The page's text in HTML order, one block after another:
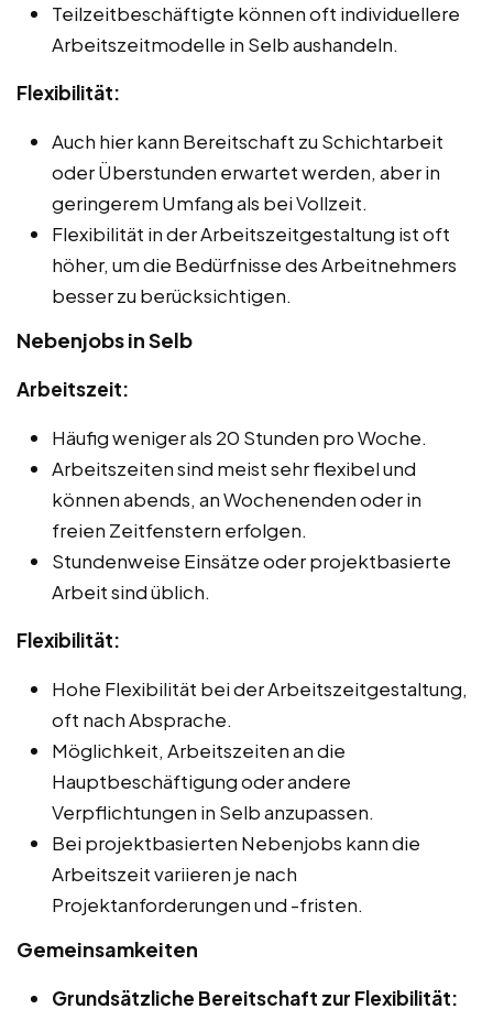
Teilzeitbeschäftigte können oft individuellere
Arbeitszeitmodelle in Selb aushandeln.
Flexibilität:
Auch hier kann Bereitschaft zu Schichtarbeit
oder Überstunden erwartet werden, aber in
geringerem Umfang als bei Vollzeit.
Flexibilität in der Arbeitszeitgestaltung ist oft
höher, um die Bedürfnisse des Arbeitnehmers
besser zu berücksichtigen.
Nebenjobs in Selb
Arbeitszeit:
Häufig weniger als 20 Stunden pro Woche.
Arbeitszeiten sind meist sehr flexibel und
können abends, an Wochenenden oder in
freien Zeitfenstern erfolgen.
Stundenweise Einsätze oder projektbasierte
Arbeit sind üblich.
Flexibilität:
Hohe Flexibilität bei der Arbeitszeitgestaltung,
oft nach Absprache.
Möglichkeit, Arbeitszeiten an die
Hauptbeschäftigung oder andere
Verpflichtungen in Selb anzupassen.
Bei projektbasierten Nebenjobs kann die
Arbeitszeit variieren je nach
Projektanforderungen und -fristen.
Gemeinsamkeiten
Grundsätzliche Bereitschaft zur Flexibilität: